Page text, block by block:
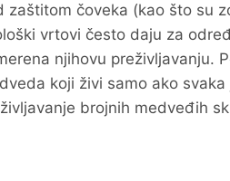
zaštitom čoveka (kao što su
vrtovi često daju za
njihovu preživljavanju.
koji živi samo ako
brojnih medveđih